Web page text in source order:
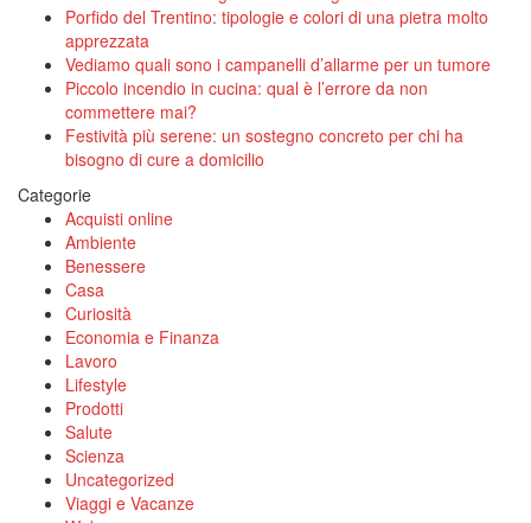
Porfido del Trentino: tipologie e colori di una pietra molto
apprezzata
Vediamo quali sono i campanelli d’allarme per un tumore
Piccolo incendio in cucina: qual è l’errore da non
commettere mai?
Festività più serene: un sostegno concreto per chi ha
bisogno di cure a domicilio
Categorie
Acquisti online
Ambiente
Benessere
Casa
Curiosità
Economia e Finanza
Lavoro
Lifestyle
Prodotti
Salute
Scienza
Uncategorized
Viaggi e Vacanze